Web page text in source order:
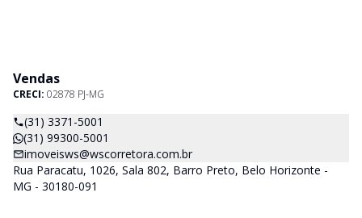
Vendas
CRECI: 02878 PJ-MG
(31) 3371-5001
(31) 99300-5001
imoveisws@wscorretora.com.br
Rua Paracatu, 1026, Sala 802, Barro Preto, Belo Horizonte -
MG - 30180-091